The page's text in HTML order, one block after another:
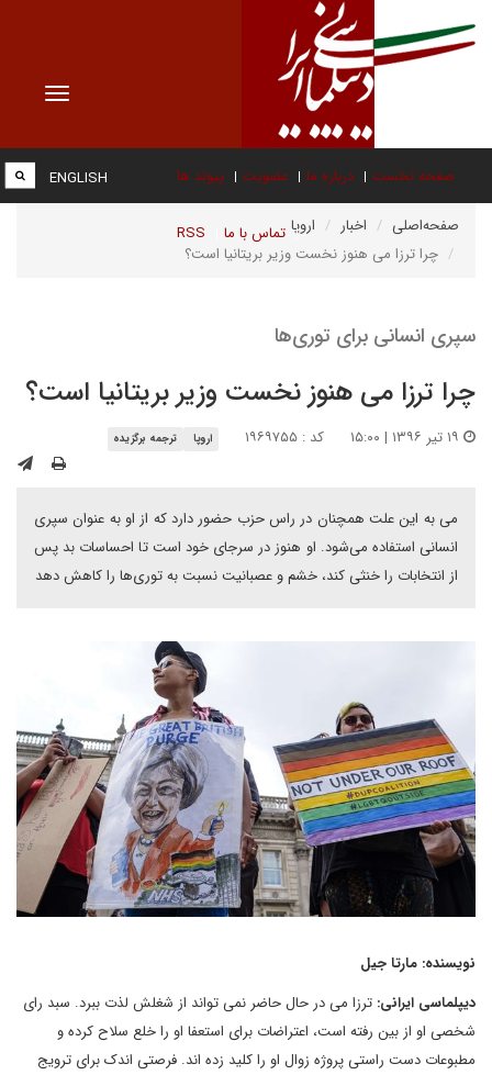
Toggle
صفحه نخست درباره ما عضویت پیوند ها
تماس با ما RSS
ENGLISH
صفحه‌اصلی اخبار
اروپا
چرا ترزا می هنوز نخست وزیر بریتانیا است؟
سپری انسانی برای توری‌ها
چرا ترزا می هنوز نخست وزیر بریتانیا است؟
کد : ۱۹۶۹۷۵۵ اروپا ترجمه برگزیده
می به این علت همچنان در راس حزب حضور دارد که از او به عنوان سپری
انسانی استفاده می‌شود. او هنوز در سرجای خود است تا احساسات بد پس
از انتخابات را خنثی کند، خشم و عصبانیت نسبت به توری‌ها را کاهش دهد
نویسنده: مارتا جیل
دیپلماسی ایرانی: ترزا می در حال حاضر نمی تواند از شغلش لذت ببرد. سبد رای
شخصی او از بین رفته است، اعتراضات برای استعفا او را خلع سلاح کرده و
مطبوعات دست راستی پروژه زوال او را کلید زده اند. فرصتی اندک برای ترویج